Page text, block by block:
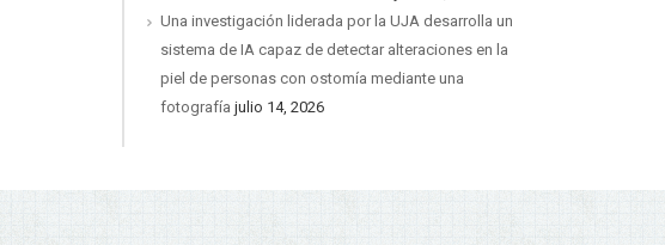
Una investigación liderada por la UJA desarrolla un
sistema de IA capaz de detectar alteraciones en la
piel de personas con ostomía mediante una
fotografía julio 14, 2026